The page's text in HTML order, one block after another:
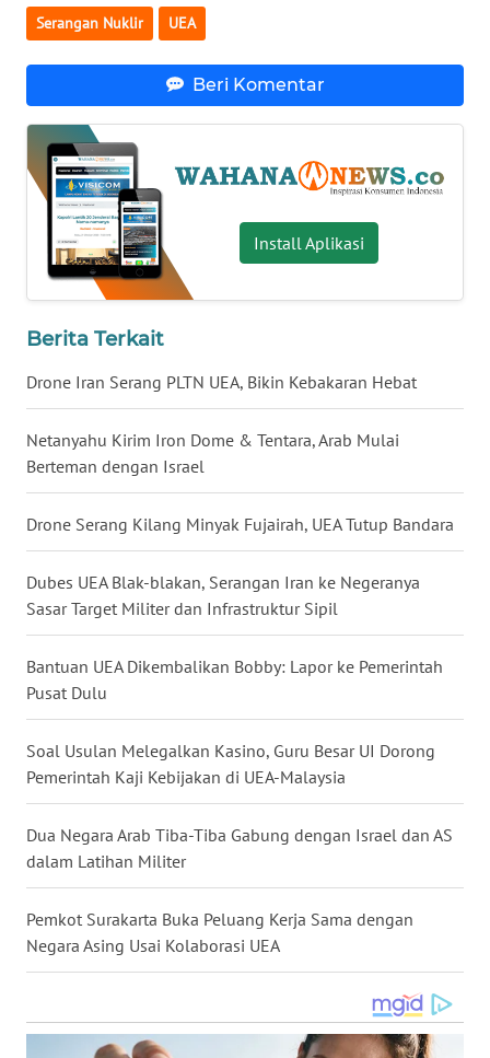
Serangan Nuklir UEA
Beri Komentar
Install Aplikasi
Berita Terkait
Drone Iran Serang PLTN UEA, Bikin Kebakaran Hebat
Netanyahu Kirim Iron Dome & Tentara, Arab Mulai
Berteman dengan Israel
Drone Serang Kilang Minyak Fujairah, UEA Tutup Bandara
Dubes UEA Blak-blakan, Serangan Iran ke Negeranya
Sasar Target Militer dan Infrastruktur Sipil
Bantuan UEA Dikembalikan Bobby: Lapor ke Pemerintah
Pusat Dulu
Soal Usulan Melegalkan Kasino, Guru Besar UI Dorong
Pemerintah Kaji Kebijakan di UEA-Malaysia
Dua Negara Arab Tiba-Tiba Gabung dengan Israel dan AS
dalam Latihan Militer
Pemkot Surakarta Buka Peluang Kerja Sama dengan
Negara Asing Usai Kolaborasi UEA
WN
WN
SUMBAR
WN
SUMSEL
WN
BENGKULU
LAMPUNG
WN
JATENG
WN
NUSANTARA
WN
JOGJA
WN
JATIM
WN
BALI
WN
KALBAR
WN
KALTENG
KALTARA